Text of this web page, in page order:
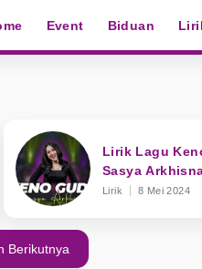
Event Biduan
Lirik Lagu
Sasya
Lirik 8 Mei 2024
Berikutnya